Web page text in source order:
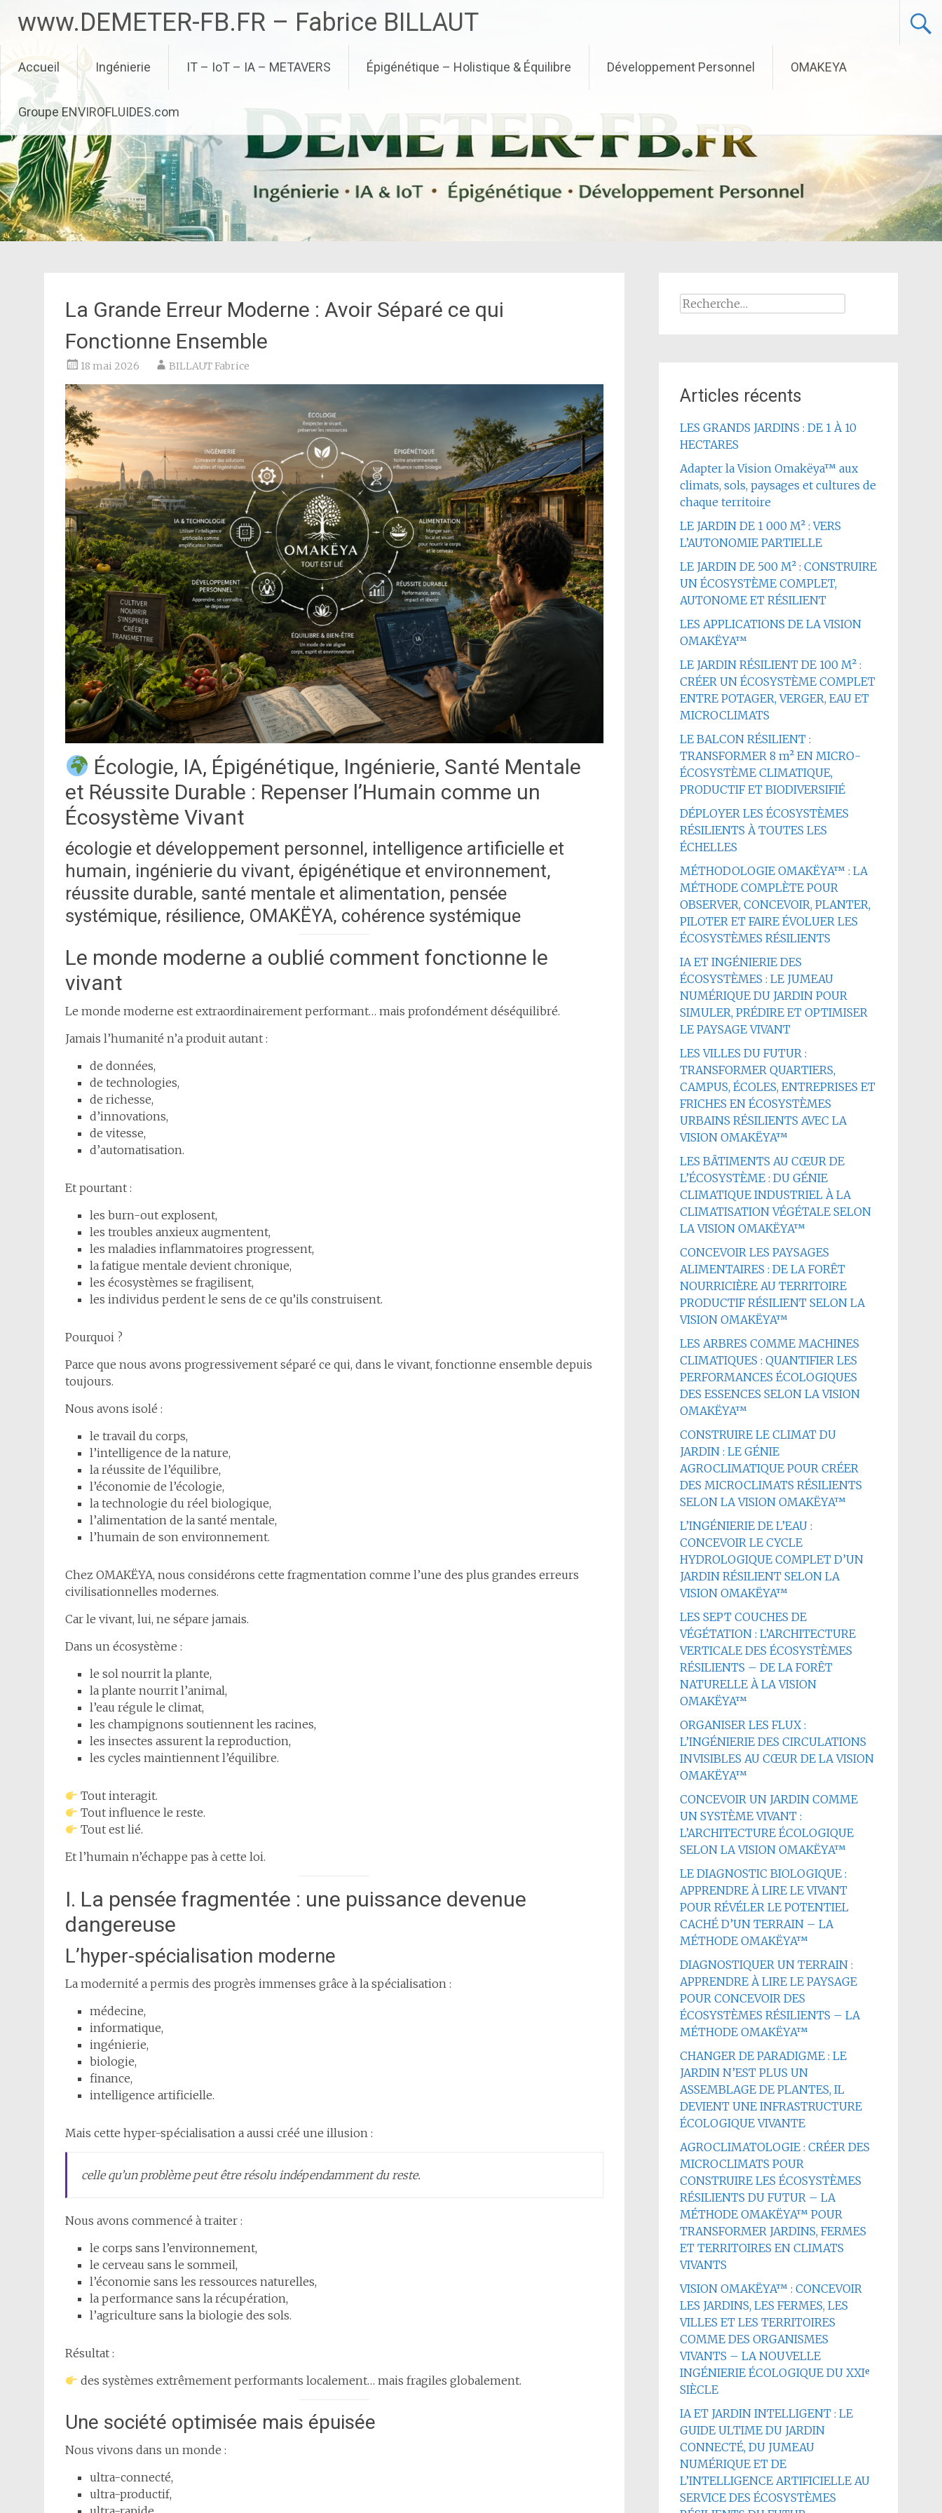
contenu
www.DEMETER-FB.FR – Fabrice BILLAUT
Accueil Ingénierie IT – IoT – IA – METAVERS Épigénétique – Holistique & Équilibre Développement Personnel OMAKEYA
Groupe ENVIROFLUIDES.com
La Grande Erreur Moderne : Avoir Séparé ce qui
Fonctionne Ensemble
18 mai 2026 BILLAUT Fabrice
Écologie, IA, Épigénétique, Ingénierie, Santé Mentale
et Réussite Durable : Repenser l’Humain comme un
Écosystème Vivant
écologie et développement personnel, intelligence artificielle et
humain, ingénierie du vivant, épigénétique et environnement,
réussite durable, santé mentale et alimentation, pensée
systémique, résilience, OMAKËYA, cohérence systémique
Le monde moderne a oublié comment fonctionne le
vivant
Le monde moderne est extraordinairement performant… mais profondément déséquilibré.
Jamais l’humanité n’a produit autant :
de données,
de technologies,
de richesse,
d’innovations,
de vitesse,
d’automatisation.
Et pourtant :
les burn-out explosent,
les troubles anxieux augmentent,
les maladies inflammatoires progressent,
la fatigue mentale devient chronique,
les écosystèmes se fragilisent,
les individus perdent le sens de ce qu’ils construisent.
Pourquoi ?
Parce que nous avons progressivement séparé ce qui, dans le vivant, fonctionne ensemble depuis
toujours.
Nous avons isolé :
le travail du corps,
l’intelligence de la nature,
la réussite de l’équilibre,
l’économie de l’écologie,
la technologie du réel biologique,
l’alimentation de la santé mentale,
l’humain de son environnement.
Chez OMAKËYA, nous considérons cette fragmentation comme l’une des plus grandes erreurs
civilisationnelles modernes.
Car le vivant, lui, ne sépare jamais.
Dans un écosystème :
le sol nourrit la plante,
la plante nourrit l’animal,
l’eau régule le climat,
les champignons soutiennent les racines,
les insectes assurent la reproduction,
les cycles maintiennent l’équilibre.
Tout interagit.
Tout influence le reste.
Tout est lié.
Et l’humain n’échappe pas à cette loi.
I. La pensée fragmentée : une puissance devenue
dangereuse
L’hyper-spécialisation moderne
La modernité a permis des progrès immenses grâce à la spécialisation :
médecine,
informatique,
ingénierie,
biologie,
finance,
intelligence artificielle.
Mais cette hyper-spécialisation a aussi créé une illusion :
celle qu’un problème peut être résolu indépendamment du reste.
Nous avons commencé à traiter :
le corps sans l’environnement,
le cerveau sans le sommeil,
l’économie sans les ressources naturelles,
la performance sans la récupération,
l’agriculture sans la biologie des sols.
Résultat :
des systèmes extrêmement performants localement… mais fragiles globalement.
Une société optimisée mais épuisée
Nous vivons dans un monde :
ultra-connecté,
ultra-productif,
Rechercher :
Articles récents
LES GRANDS JARDINS : DE 1 À 10
HECTARES
Adapter la Vision Omakëya™ aux
climats, sols, paysages et cultures de
chaque territoire
LE JARDIN DE 1 000 M² : VERS
L’AUTONOMIE PARTIELLE
LE JARDIN DE 500 M² : CONSTRUIRE
UN ÉCOSYSTÈME COMPLET,
AUTONOME ET RÉSILIENT
LES APPLICATIONS DE LA VISION
OMAKËYA™
LE JARDIN RÉSILIENT DE 100 M² :
CRÉER UN ÉCOSYSTÈME COMPLET
ENTRE POTAGER, VERGER, EAU ET
MICROCLIMATS
LE BALCON RÉSILIENT :
TRANSFORMER 8 m² EN MICRO-
ÉCOSYSTÈME CLIMATIQUE,
PRODUCTIF ET BIODIVERSIFIÉ
DÉPLOYER LES ÉCOSYSTÈMES
RÉSILIENTS À TOUTES LES
ÉCHELLES
MÉTHODOLOGIE OMAKËYA™ : LA
MÉTHODE COMPLÈTE POUR
OBSERVER, CONCEVOIR, PLANTER,
PILOTER ET FAIRE ÉVOLUER LES
ÉCOSYSTÈMES RÉSILIENTS
IA ET INGÉNIERIE DES
ÉCOSYSTÈMES : LE JUMEAU
NUMÉRIQUE DU JARDIN POUR
SIMULER, PRÉDIRE ET OPTIMISER
LE PAYSAGE VIVANT
LES VILLES DU FUTUR :
TRANSFORMER QUARTIERS,
CAMPUS, ÉCOLES, ENTREPRISES ET
FRICHES EN ÉCOSYSTÈMES
URBAINS RÉSILIENTS AVEC LA
VISION OMAKËYA™
LES BÂTIMENTS AU CŒUR DE
L’ÉCOSYSTÈME : DU GÉNIE
CLIMATIQUE INDUSTRIEL À LA
CLIMATISATION VÉGÉTALE SELON
LA VISION OMAKËYA™
CONCEVOIR LES PAYSAGES
ALIMENTAIRES : DE LA FORÊT
NOURRICIÈRE AU TERRITOIRE
PRODUCTIF RÉSILIENT SELON LA
VISION OMAKËYA™
LES ARBRES COMME MACHINES
CLIMATIQUES : QUANTIFIER LES
PERFORMANCES ÉCOLOGIQUES
DES ESSENCES SELON LA VISION
OMAKËYA™
CONSTRUIRE LE CLIMAT DU
JARDIN : LE GÉNIE
AGROCLIMATIQUE POUR CRÉER
DES MICROCLIMATS RÉSILIENTS
SELON LA VISION OMAKËYA™
L’INGÉNIERIE DE L’EAU :
CONCEVOIR LE CYCLE
HYDROLOGIQUE COMPLET D’UN
JARDIN RÉSILIENT SELON LA
VISION OMAKËYA™
LES SEPT COUCHES DE
VÉGÉTATION : L’ARCHITECTURE
VERTICALE DES ÉCOSYSTÈMES
RÉSILIENTS – DE LA FORÊT
NATURELLE À LA VISION
OMAKËYA™
ORGANISER LES FLUX :
L’INGÉNIERIE DES CIRCULATIONS
INVISIBLES AU CŒUR DE LA VISION
OMAKËYA™
CONCEVOIR UN JARDIN COMME
UN SYSTÈME VIVANT :
L’ARCHITECTURE ÉCOLOGIQUE
SELON LA VISION OMAKËYA™
LE DIAGNOSTIC BIOLOGIQUE :
APPRENDRE À LIRE LE VIVANT
POUR RÉVÉLER LE POTENTIEL
CACHÉ D’UN TERRAIN – LA
MÉTHODE OMAKËYA™
DIAGNOSTIQUER UN TERRAIN :
APPRENDRE À LIRE LE PAYSAGE
POUR CONCEVOIR DES
ÉCOSYSTÈMES RÉSILIENTS – LA
MÉTHODE OMAKËYA™
CHANGER DE PARADIGME : LE
JARDIN N’EST PLUS UN
ASSEMBLAGE DE PLANTES, IL
DEVIENT UNE INFRASTRUCTURE
ÉCOLOGIQUE VIVANTE
AGROCLIMATOLOGIE : CRÉER DES
MICROCLIMATS POUR
CONSTRUIRE LES ÉCOSYSTÈMES
RÉSILIENTS DU FUTUR – LA
MÉTHODE OMAKËYA™ POUR
TRANSFORMER JARDINS, FERMES
ET TERRITOIRES EN CLIMATS
VIVANTS
VISION OMAKËYA™ : CONCEVOIR
LES JARDINS, LES FERMES, LES
VILLES ET LES TERRITOIRES
COMME DES ORGANISMES
VIVANTS – LA NOUVELLE
INGÉNIERIE ÉCOLOGIQUE DU XXIᵉ
SIÈCLE
IA ET JARDIN INTELLIGENT : LE
GUIDE ULTIME DU JARDIN
CONNECTÉ, DU JUMEAU
NUMÉRIQUE ET DE
L’INTELLIGENCE ARTIFICIELLE AU
SERVICE DES ÉCOSYSTÈMES